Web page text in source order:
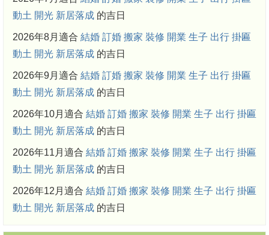
動土 開光 新居落成 的吉日
2026年8月適合 結婚 訂婚 搬家 裝修 開業 生子 出行 掛匾
動土 開光 新居落成 的吉日
2026年9月適合 結婚 訂婚 搬家 裝修 開業 生子 出行 掛匾
動土 開光 新居落成 的吉日
2026年10月適合 結婚 訂婚 搬家 裝修 開業 生子 出行 掛匾
動土 開光 新居落成 的吉日
2026年11月適合 結婚 訂婚 搬家 裝修 開業 生子 出行 掛匾
動土 開光 新居落成 的吉日
2026年12月適合 結婚 訂婚 搬家 裝修 開業 生子 出行 掛匾
動土 開光 新居落成 的吉日